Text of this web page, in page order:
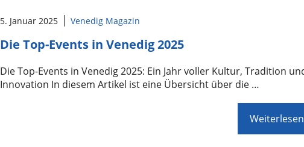
5. Januar 2025 Venedig Magazin
Die Top-Events in Venedig 2025
Die Top-Events in Venedig 2025: Ein Jahr voller Kultur, Tradition
Innovation In diesem Artikel ist eine Übersicht über die …
Weiterlesen